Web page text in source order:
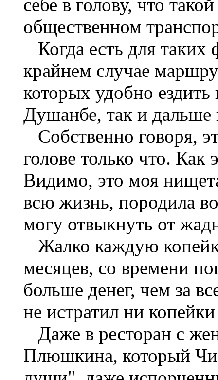
себе в голову, что
общественном
Когда есть для таких
крайнем случае
которых удобно ездить
Душанбе, так и дальше
Собственно говоря,
голове только что.
Видимо, это моя
всю жизнь, породила
могу отвыкнуть от
Жалко каждую
месяцев, со времени
больше денег, чем за
не истратил ни
Даже в ресторан с
Плюшкина, который